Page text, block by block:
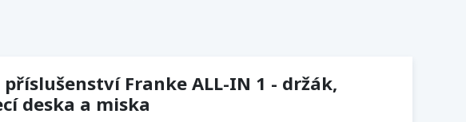
příslušenství Franke ALL-IN 1 - držák,
deska a miska